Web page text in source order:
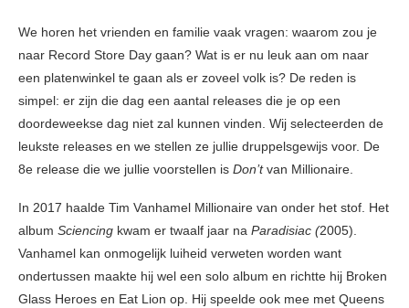
We horen het vrienden en familie vaak vragen: waarom zou je
naar Record Store Day gaan? Wat is er nu leuk aan om naar
een platenwinkel te gaan als er zoveel volk is? De reden is
simpel: er zijn die dag een aantal releases die je op een
doordeweekse dag niet zal kunnen vinden. Wij selecteerden de
leukste releases en we stellen ze jullie druppelsgewijs voor. De
8e release die we jullie voorstellen is Don’tvan Millionaire.
In 2017 haalde Tim Vanhamel Millionaire van onder het stof. Het
album Sciencing kwam er twaalf jaar na Paradisiac (2005).
Vanhamel kan onmogelijk luiheid verweten worden want
ondertussen maakte hij wel een solo album en richtte hij Broken
Glass Heroes en Eat Lion op. Hij speelde ook mee met Queens